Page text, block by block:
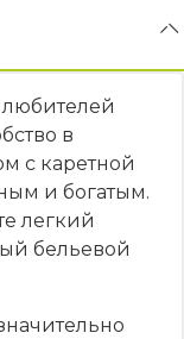
любителей
в
с каретной
и богатым.
легкий
бельевой